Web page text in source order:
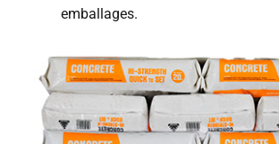
emballages.